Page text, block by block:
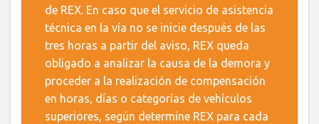
de REX. En caso que el servicio de asistencia
técnica en la vía no se inicie después de las
tres horas a partir del aviso, REX queda
obligado a analizar la causa de la demora y
proceder a la realización de compensación
en horas, días o categorías de vehículos
superiores, según determine REX para cada